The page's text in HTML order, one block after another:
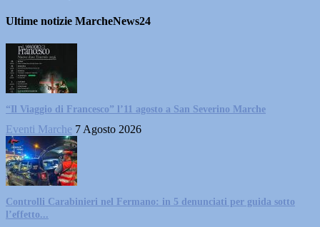
Ultime notizie MarcheNews24
“Il Viaggio di Francesco” l’11 agosto a San Severino Marche
Eventi Marche 7 Agosto 2026
Controlli Carabinieri nel Fermano: in 5 denunciati per guida sotto
l’effetto...